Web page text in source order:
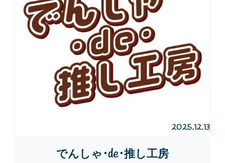
2025.12.13
でんしゃ･de･推し工房